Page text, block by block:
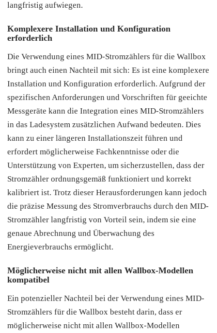
langfristig aufwiegen.
Komplexere Installation und Konfiguration
erforderlich
Die Verwendung eines MID-Stromzählers für die Wallbox
bringt auch einen Nachteil mit sich: Es ist eine komplexere
Installation und Konfiguration erforderlich. Aufgrund der
spezifischen Anforderungen und Vorschriften für geeichte
Messgeräte kann die Integration eines MID-Stromzählers
in das Ladesystem zusätzlichen Aufwand bedeuten. Dies
kann zu einer längeren Installationszeit führen und
erfordert möglicherweise Fachkenntnisse oder die
Unterstützung von Experten, um sicherzustellen, dass der
Stromzähler ordnungsgemäß funktioniert und korrekt
kalibriert ist. Trotz dieser Herausforderungen kann jedoch
die präzise Messung des Stromverbrauchs durch den MID-
Stromzähler langfristig von Vorteil sein, indem sie eine
genaue Abrechnung und Überwachung des
Energieverbrauchs ermöglicht.
Möglicherweise nicht mit allen Wallbox-Modellen
kompatibel
Ein potenzieller Nachteil bei der Verwendung eines MID-
Stromzählers für die Wallbox besteht darin, dass er
möglicherweise nicht mit allen Wallbox-Modellen